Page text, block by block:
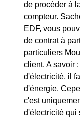
de procéder à
compteur.
EDF, vous
de contrat à
particuliers
client. A savoir
d'électricité, il
d'énergie.
c'est
d'électricité qui